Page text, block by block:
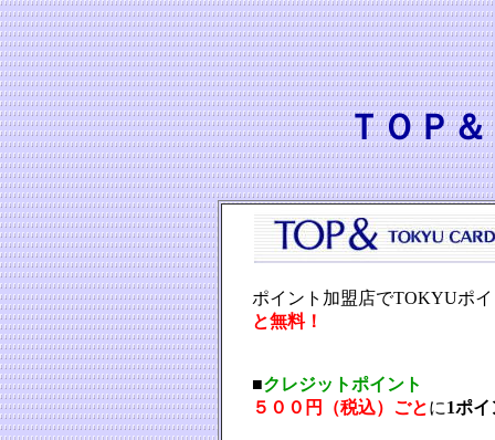
ＴＯＰ
ポイント加盟店でTOKYUポ
と無料！
■クレジットポイント
５００円（税込）ごとに1ポ